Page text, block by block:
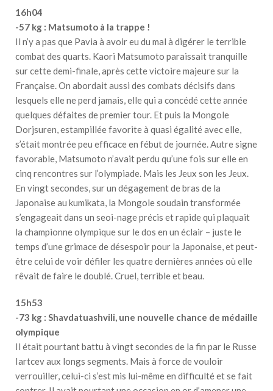
16h04
-57 kg : Matsumoto à la trappe !
Il n’y a pas que Pavia à avoir eu du mal à digérer le terrible
combat des quarts. Kaori Matsumoto paraissait tranquille
sur cette demi-finale, après cette victoire majeure sur la
Française. On abordait aussi des combats décisifs dans
lesquels elle ne perd jamais, elle qui a concédé cette année
quelques défaites de premier tour. Et puis la Mongole
Dorjsuren, estampillée favorite à quasi égalité avec elle,
s’était montrée peu efficace en fébut de journée. Autre signe
favorable, Matsumoto n’avait perdu qu’une fois sur elle en
cinq rencontres sur l’olympiade. Mais les Jeux son les Jeux.
En vingt secondes, sur un dégagement de bras de la
Japonaise au kumikata, la Mongole soudain transformée
s’engageait dans un seoi-nage précis et rapide qui plaquait
la championne olympique sur le dos en un éclair – juste le
temps d’une grimace de désespoir pour la Japonaise, et peut-
être celui de voir défiler les quatre dernières années où elle
rêvait de faire le doublé. Cruel, terrible et beau.
15h53
-73 kg : Shavdatuashvili, une nouvelle chance de médaille
olympique
Il était pourtant battu à vingt secondes de la fin par le Russe
Iartcev aux longs segments. Mais à force de vouloir
verrouiller, celui-ci s’est mis lui-même en difficulté et se fait